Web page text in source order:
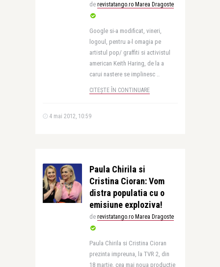
de revistatango.ro Marea Dragoste
Google si-a modificat, vineri,
logoul, pentru a-l omagia pe
artistul pop/ graffiti si activistul
american Keith Haring, de la a
carui nastere se implinesc ..
CITEȘTE ÎN CONTINUARE
4 mai 2012, 10:59
Paula Chirila si
Cristina Cioran: Vom
distra populatia cu o
emisiune exploziva!
de revistatango.ro Marea Dragoste
Paula Chirila si Cristina Cioran
prezinta impreuna, la TVR 2, din
18 martie, cea mai noua productie